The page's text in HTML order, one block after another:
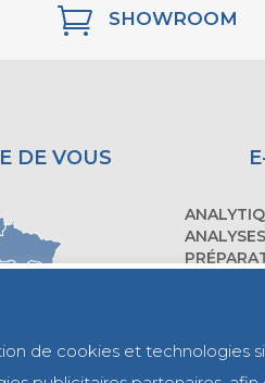
 SHOWROOM
DE VOUS
de cookies et technologies